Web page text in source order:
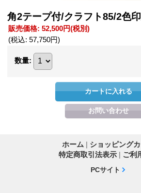
角2テープ付/クラフト85/2色
販売価格: 52,500円(税別)
(税込: 57,750円)
数量:
ホーム | ショッピング
特定商取引法表示 | ご利
PCサイト